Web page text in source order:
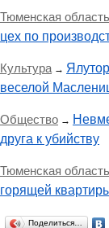
Тюменская область
цех по
Культура→
веселой
Общество →
друга к убийству
Тюменская область
горящей
Поделиться…